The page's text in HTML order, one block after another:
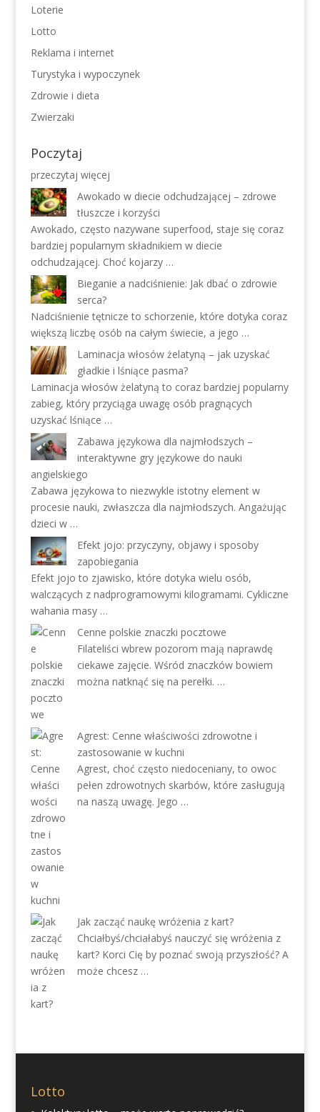
Loterie
Lotto
Reklama i internet
Turystyka i wypoczynek
Zdrowie i dieta
Zwierzaki
Poczytaj
przeczytaj więcej
Awokado w diecie odchudzającej – zdrowe
tłuszcze i korzyści
Awokado, często nazywane superfood, staje się coraz
bardziej popularnym składnikiem w diecie
odchudzającej. Choć kojarzy …
Bieganie a nadciśnienie: Jak dbać o zdrowie
serca?
Nadciśnienie tętnicze to schorzenie, które dotyka coraz
większą liczbę osób na całym świecie, a jego …
Laminacja włosów żelatyną – jak uzyskać
gładkie i lśniące pasma?
Laminacja włosów żelatyną to coraz bardziej popularny
zabieg, który przyciąga uwagę osób pragnących
uzyskać lśniące …
Zabawa językowa dla najmłodszych –
interaktywne gry językowe do nauki
angielskiego
Zabawa językowa to niezwykle istotny element w
procesie nauki, zwłaszcza dla najmłodszych. Angażując
dzieci w …
Efekt jojo: przyczyny, objawy i sposoby
zapobiegania
Efekt jojo to zjawisko, które dotyka wielu osób,
walczących z nadprogramowymi kilogramami. Cykliczne
wahania masy …
Cenne polskie znaczki pocztowe
Filateliści wbrew pozorom mają naprawdę
ciekawe zajęcie. Wśród znaczków bowiem
można natknąć się na perełki. …
Agrest: Cenne właściwości zdrowotne i
zastosowanie w kuchni
Agrest, choć często niedoceniany, to owoc
pełen zdrowotnych skarbów, które zasługują
na naszą uwagę. Jego …
Jak zacząć naukę wróżenia z kart?
Chciałbyś/chciałabyś nauczyć się wróżenia z
kart? Korci Cię by poznać swoją przyszłość? A
może chcesz …
Lotto